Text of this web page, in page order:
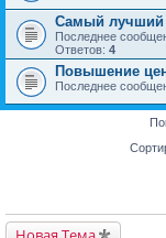
Самый лучший
Последнее
Ответов: 4
Повышение
Последнее